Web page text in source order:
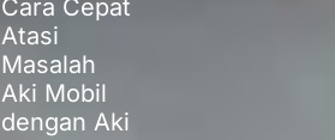
Cara Cepat
Atasi
Masalah
Aki Mobil
dengan Aki